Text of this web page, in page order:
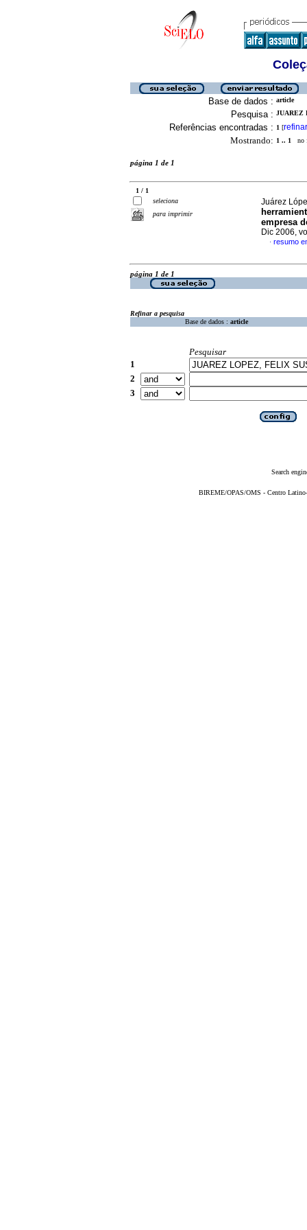
Base de dados : article
Pesquisa : JUAREZ
Referências encontradas : 1 [refinar
Mostrando: 1 .. 1 no
página 1 de 1
1 / 1
seleciona
para imprimir
Juárez
empresa
Dic 2006,
· resumo
página 1 de 1
Refinar a pesquisa
Base de dados : article
Pesquisar
1
2
3
Search
BIREME/OPAS/OMS - Centro Latino-